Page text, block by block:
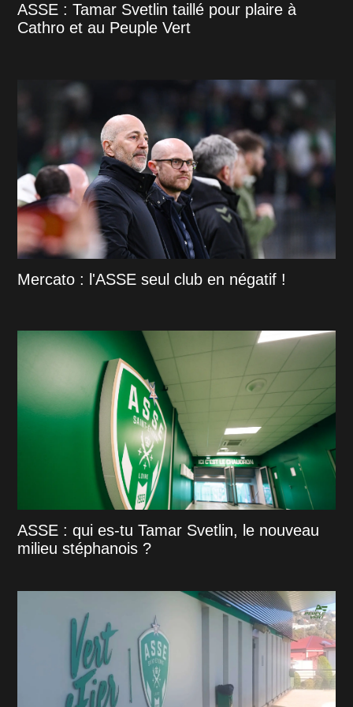
ASSE : Tamar Svetlin taillé pour plaire à
Cathro et au Peuple Vert
Mercato : l'ASSE seul club en négatif !
ASSE : qui es-tu Tamar Svetlin, le nouveau
milieu stéphanois ?